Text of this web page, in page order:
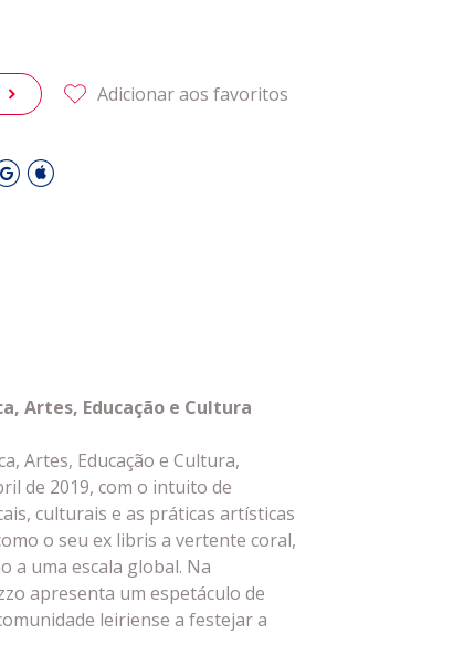
Adicionar aos favoritos
Artes, Educação e Cultura
Artes, Educação e Cultura,
de 2019, com o intuito de
culturais e as práticas artísticas
o seu ex libris a vertente coral,
a uma escala global. Na
apresenta um espetáculo de
leiriense a festejar a